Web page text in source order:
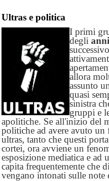
Ultras e politica
I primi
degli
allora
assunto
quasi
sinistra
gruppi e
apolitiche. Se all'inizio del
politiche ad avere avuto
ultras, tanto che questi
cortei, ora avviene un
esposizione mediatica e ad
capita frequentemente che
vengano intonati sulle